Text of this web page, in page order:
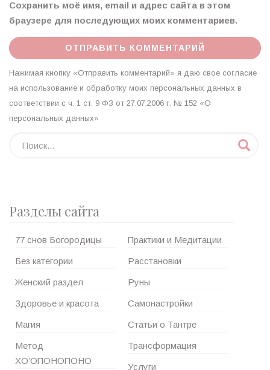
Сохранить моё имя, email и адрес сайта в этом
браузере для последующих моих комментариев.
Нажимая кнопку «Отправить комментарий» я даю свое согласие
на использование и обработку моих персональных данных в
соответствии с ч. 1 ст. 9 ФЗ от 27.07.2006 г. № 152 «О
персональных данных»
Разделы сайта
77 снов Богородицы
Без категории
Женский раздел
Здоровье и красота
Магия
Метод
ХО’ОПОНОПОНО
Практики и Медитации
Расстановки
Руны
Самонастройки
Статьи о Тантре
Трансформация
Услуги